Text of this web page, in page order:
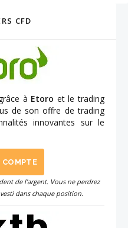
CFD
à Etoro et le trading
de son offre de trading
innovantes sur le
COMPTE
de l'argent. Vous ne perdrez
dans chaque position.